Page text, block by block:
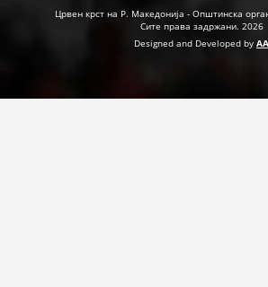
ЕДУКАТИВНО ИНФОРМАТИВНИ
Црвен крст на Р. Македонија - Општинска
Сите права задржани. 2026
Designed and Developed by AA